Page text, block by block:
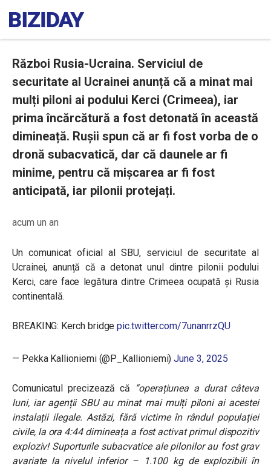
Război Rusia-Ucraina. Serviciul de
securitate al Ucrainei anunță că a minat mai
mulți piloni ai podului Kerci (Crimeea), iar
prima încărcătură a fost detonată în această
dimineață. Rușii spun că ar fi fost vorba de o
dronă subacvatică, dar că daunele ar fi
minime, pentru că mișcarea ar fi fost
anticipată, iar pilonii protejați.
acum un an
Un comunicat oficial al SBU, serviciul de securitate al
Ucrainei, anunță că a detonat unul dintre pilonii podului
Kerci, care face legătura dintre Crimeea ocupată și Rusia
continentală.
BREAKING: Kerch bridgepic.twitter.com/7unanrrzQU
— Pekka Kallioniemi (@P_Kallioniemi)June 3, 2025
Comunicatul precizează că
“operațiunea a durat câteva
luni, iar agenții SBU au minat mai mulți piloni ai acestei
instalații ilegale. Astăzi, fără victime în rândul populației
civile, la ora 4:44 dimineața a fost activat primul dispozitiv
exploziv! Suporturile subacvatice ale pilonilor au fost grav
avariate la nivelul inferior – 1.100 kg de explozibili în